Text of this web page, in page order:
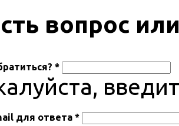
вопрос
*
для ответа *